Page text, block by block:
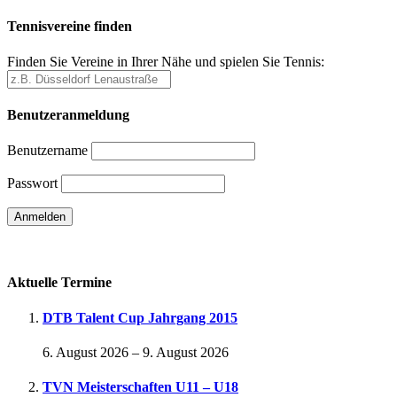
Tennisvereine finden
Finden Sie Vereine in Ihrer Nähe und spielen Sie Tennis:
Benutzeranmeldung
Benutzername
Passwort
Aktuelle Termine
DTB Talent Cup Jahrgang 2015
6. August 2026 – 9. August 2026
TVN Meisterschaften U11 – U18